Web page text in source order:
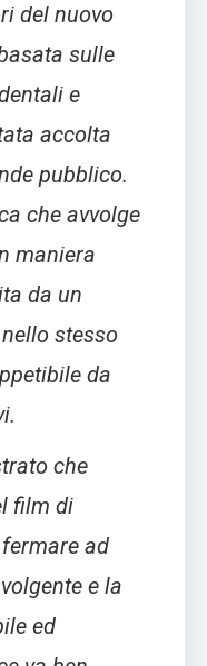
del nuovo
sulle
e
accolta
pubblico.
che avvolge
maniera
da un
stesso
da
che
film di
ad
e la
ed